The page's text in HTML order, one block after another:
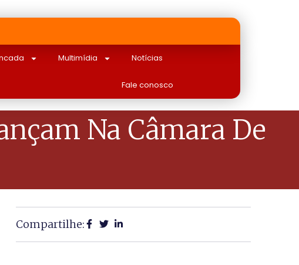
Multimídia Notícias
Fale conosco
Na Câmara De
Compartilhe: